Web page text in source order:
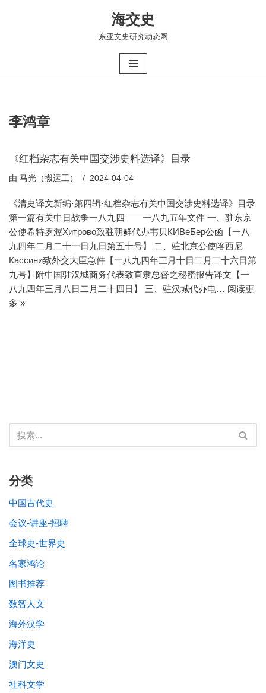
海交史
东亚文史研究动态网
李鸿章
《红档杂志有关中国交涉史料选译》目录
由 马光（搬运工） 2024-04-04
《清史译文新编·第四辑·红档杂志有关中国交涉史料选译》目录
第一篇有关中日战争一八九四——一八九五年文件 一、驻东京
公使希特罗渥Хитрово致驻朝鲜代办韦贝КИВеБер公函【一八
九四年二月二十一日九日第五十号】 二、驻北京公使喀西尼
Кассини致外交大臣急件【一八九四年三月十日二月二十六日第
九号】附中国驻汉城商务代表致直隶总督之秘密报告译文【一
八九四年三月八日二月二十四日】 三、驻汉城代办电… 阅读更
多 »
分类
中国古代史
会议-讲座-招聘
全球史-世界史
名家鸿论
图书推荐
数智人文
海外汉学
海洋史
澳门文史
社科文学